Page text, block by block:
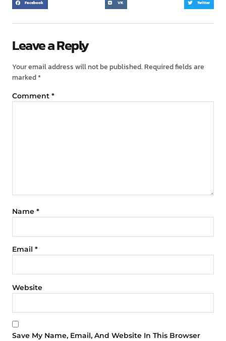
Facebook VK Twitter
Leave a Reply
Your email address will not be published. Required fields are
marked*
Comment *
Name *
Email *
Website
Save My Name, Email, And Website In This Browser